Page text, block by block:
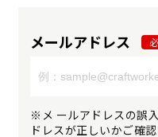
メールアドレス
※メ ールアドレスの誤
ドレスが正しいかご確